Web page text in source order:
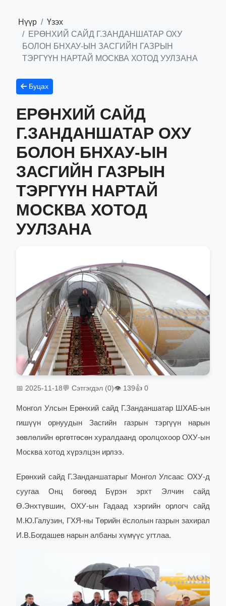
Нүүр
Үзэх
ЕРӨНХИЙ САЙД Г.ЗАНДАНШАТАР ОХУ
БОЛОН БНХАУ-ЫН ЗАСГИЙН ГАЗРЫН
ТЭРГҮҮН НАРТАЙ МОСКВА ХОТОД УУЛЗАНА
Буцах
ЕРӨНХИЙ САЙД
Г.ЗАНДАНШАТАР ОХУ
БОЛОН БНХАУ-ЫН
ЗАСГИЙН ГАЗРЫН
ТЭРГҮҮН НАРТАЙ
МОСКВА ХОТОД
УУЛЗАНА
📅 2025-11-18💬 Сэтгэгдэл (0)👁 139👍 0
Монгол Улсын Ерөнхий сайд Г.Занданшатар ШХАБ-ын
гишүүн орнуудын Засгийн газрын тэргүүн нарын
зөвлөлийн өргөтгөсөн хуралдаанд оролцохоор ОХУ-ын
Москва хотод хүрэлцэн ирлээ.
Ерөнхий сайд Г.Занданшатарыг Монгол Улсаас ОХУ-д
суугаа Онц бөгөөд Бүрэн эрхт Элчин сайд
Ө.Энхтүвшин, ОХУ-ын Гадаад хэргийн орлогч сайд
М.Ю.Галузин, ГХЯ-ны Төрийн ёслолын газрын захирал
И.В.Богдашев нарын албаны хүмүүс угтлаа.